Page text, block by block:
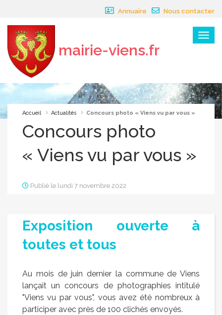
Annuaire Nous contacter
Menu
mairie-viens.fr
×
Accueil Actualités Concours photo « Viens vu par vous »
Concours photo
« Viens vu par vous »
Publié le lundi 7 novembre 2022
Exposition ouverte à
toutes et tous
Au mois de juin dernier la commune de Viens
lançait un concours de photographies intitulé
"Viens vu par vous", vous avez été nombreux à
participer avec près de 100 clichés envoyés.
Panneau de gestion des cookies